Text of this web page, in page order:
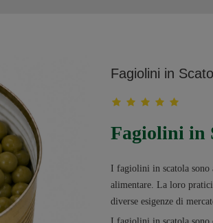
Fagiolini in
Fagiolini in
I fagiolini in scatola sono
alimentare. La loro
diverse esigenze di